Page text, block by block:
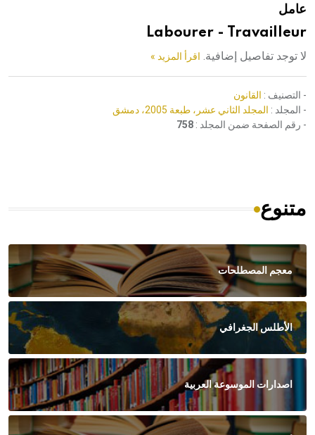
عامل
Labourer - Travailleur
لا توجد تفاصيل إضافية. اقرأ المزيد »
- التصنيف : القانون
- المجلد : المجلد الثاني عشر، طبعة 2005، دمشق
- رقم الصفحة ضمن المجلد : 758
متنوع
معجم المصطلحات
الأطلس الجغرافي
اصدارات الموسوعة العربية